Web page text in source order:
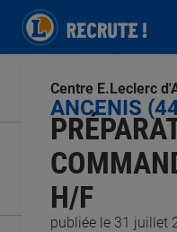
publiée le 31 juillet
H/F
ANCENIS
Centre E.Leclerc